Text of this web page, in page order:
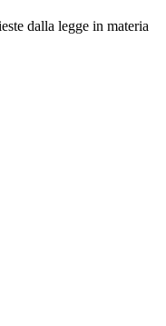
dalla legge in materia